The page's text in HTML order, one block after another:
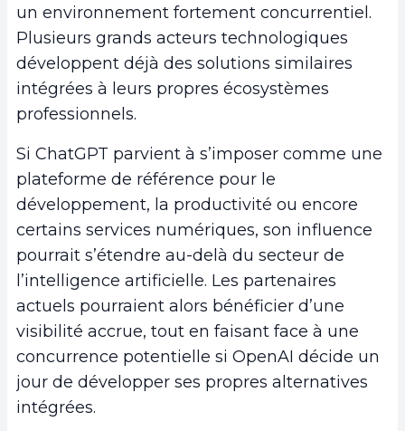
un environnement fortement concurrentiel.
Plusieurs grands acteurs technologiques
développent déjà des solutions similaires
intégrées à leurs propres écosystèmes
professionnels.
Si ChatGPT parvient à s’imposer comme une
plateforme de référence pour le
développement, la productivité ou encore
certains services numériques, son influence
pourrait s’étendre au-delà du secteur de
l’intelligence artificielle. Les partenaires
actuels pourraient alors bénéficier d’une
visibilité accrue, tout en faisant face à une
concurrence potentielle si OpenAI décide un
jour de développer ses propres alternatives
intégrées.